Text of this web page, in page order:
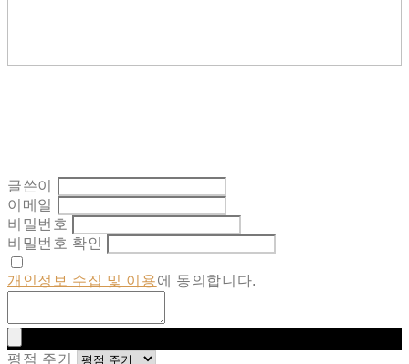
글쓴이
이메일
비밀번호
비밀번호 확인
개인정보 수집 및 이용에 동의합니다.
평점 주기